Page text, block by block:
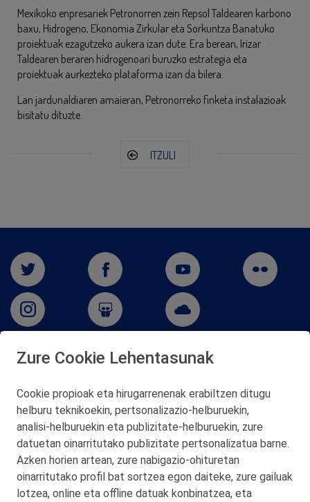
Mexikoko enpresariek Petronorren zein Repsol Taldearen karbono
baxu, Hidrogeno, Ekonomia Zirkular eta Sorkuntza Banatuko
proiektuak ezagutzeko aukera izan dute. Era berean, Irizar
Taldearen beraren hidrogenoari buruzko estrategia eta
proiektuak aurkezteko plataforma izan da bilera.
Lan jardunaldiaren amaieran, Petronorreko finketa instalazioak
bisitatu dituzte.
ITZULI
Telf. 946 357 000
© 2026 Petronor S.A.
Zure Cookie Lehentasunak
Cookie propioak eta hirugarrenenak erabiltzen ditugu
helburu teknikoekin, pertsonalizazio‑helburuekin,
analisi‑helburuekin eta publizitate‑helburuekin, zure
datuetan oinarritutako publizitate pertsonalizatua barne.
Azken horien artean, zure nabigazio‑ohituretan
oinarritutako profil bat sortzea egon daiteke, zure gailuak
lotzea, online eta offline datuak konbinatzea, eta